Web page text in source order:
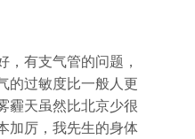
，有支气管的问题，
的过敏度比一般人更
霾天虽然比北京少很
加厉，我先生的身体